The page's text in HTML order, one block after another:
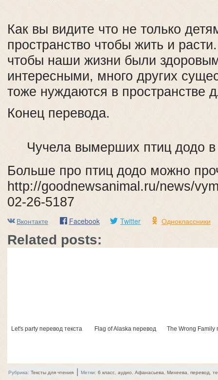
Как вы видите что не только
пространство чтобы жить и
чтобы наши жизни были
интересными, много других
тоже нуждаются в пространстве
Конец перевода.
Чучела вымерших птиц додо
Больше про птиц додо можно
http://goodnewsanimal.ru/news/
02-26-5187
Вконтакте Facebook Twitter Одноклассники
Related posts:
Let's party перевод текста Flag of Alaska перевод The Wrong Family
Рубрика: Тексты для чтения | Метки: 6 класс аудио Афанасьева Михеева перевод